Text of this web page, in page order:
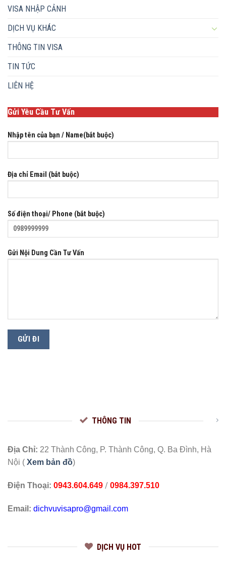
VISA NHẬP CẢNH
DỊCH VỤ KHÁC
THÔNG TIN VISA
TIN TỨC
LIÊN HỆ
Gửi Yêu Cầu Tư Vấn
Nhập tên của bạn / Name(bắt buộc)
Địa chỉ Email (bắt buộc)
Số điện thoại/ Phone (bắt buộc)
Gửi Nội Dung Cần Tư Vấn
THÔNG TIN
Địa Chỉ: 22 Thành Công, P. Thành Công, Q. Ba Đình, Hà
Nội ( Xem bản đồ)
Điện Thoại: 0943.604.649 / 0984.397.510
Email: dichvuvisapro@gmail.com
DỊCH VỤ HOT